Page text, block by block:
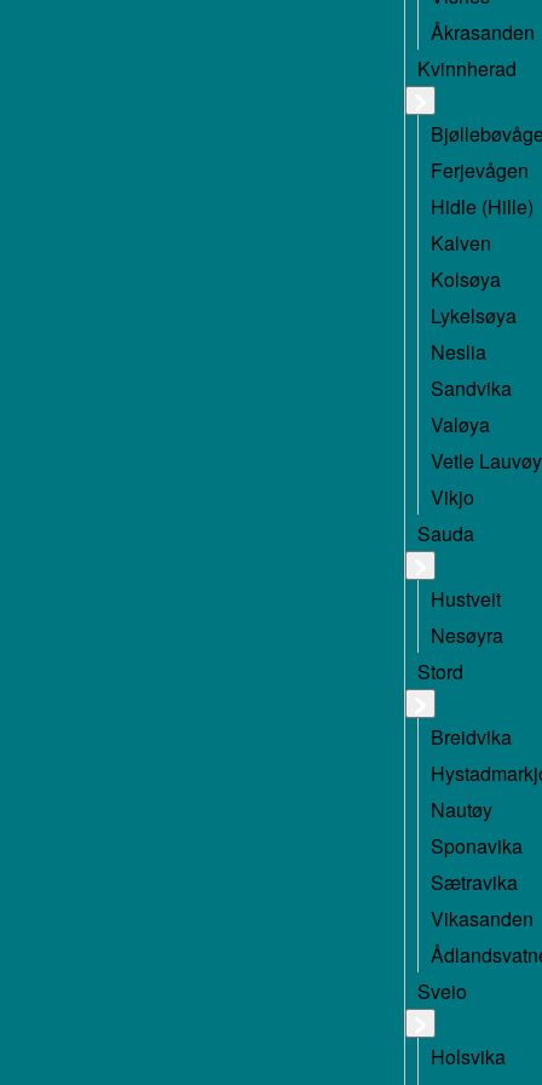
Åkrasanden
Kvinnherad
Ferjevågen
Hidle (Hille)
Kalven
Kolsøya
Lykelsøya
Neslia
Sandvika
Valøya
Vetle Lauvøy
Vikjo
Sauda
Hustveit
Nesøyra
Stord
Breidvika
Nautøy
Sponavika
Sætravika
Vikasanden
Sveio
Holsvika